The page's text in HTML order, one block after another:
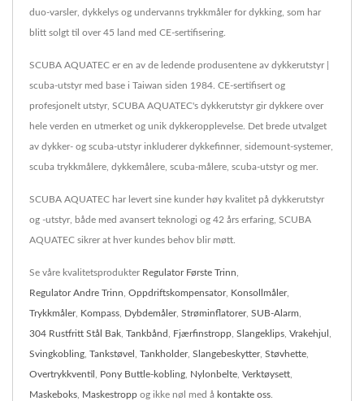
duo-varsler, dykkelys og undervanns trykkmåler for dykking, som har
blitt solgt til over 45 land med CE-sertifisering.
SCUBA AQUATEC er en av de ledende produsentene av dykkerutstyr |
scuba-utstyr med base i Taiwan siden 1984. CE-sertifisert og
profesjonelt utstyr, SCUBA AQUATEC's dykkerutstyr gir dykkere over
hele verden en utmerket og unik dykkeropplevelse. Det brede utvalget
av dykker- og scuba-utstyr inkluderer dykkefinner, sidemount-systemer,
scuba trykkmålere, dykkemålere, scuba-målere, scuba-utstyr og mer.
SCUBA AQUATEC har levert sine kunder høy kvalitet på dykkerutstyr
og -utstyr, både med avansert teknologi og 42 års erfaring, SCUBA
AQUATEC sikrer at hver kundes behov blir møtt.
Se våre kvalitetsprodukter Regulator Første Trinn
Regulator Andre Trinn Oppdriftskompensator, Konsollmåler,
Trykkmåler, Kompass Dybdemåler, Strøminflatorer, SUB-Alarm
304 Rustfritt Stål Bak Tankbånd Fjærfinstropp Slangeklips Vrakehjul
Svingkobling Tankstøvel Tankholder, Slangebeskytter, Støvhette
Overtrykkventil Pony Buttle-kobling Nylonbelte Verktøysett
Maskeboks Maskestropp og ikke nøl med å kontakte oss